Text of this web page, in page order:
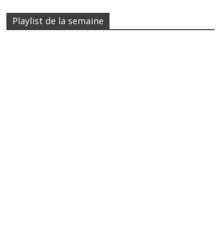
Playlist de la semaine